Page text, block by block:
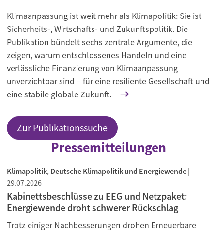
Klimaanpassung ist weit mehr als Klimapolitik: Sie ist
Sicherheits-, Wirtschafts- und Zukunftspolitik. Die
Publikation bündelt sechs zentrale Argumente, die
zeigen, warum entschlossenes Handeln und eine
verlässliche Finanzierung von Klimaanpassung
unverzichtbar sind – für eine resiliente Gesellschaft und
eine stabile globale Zukunft.
Zur Publikationssuche
Pressemitteilungen
Klimapolitik, Deutsche Klimapolitik und Energiewende |
29.07.2026
Kabinettsbeschlüsse zu EEG und Netzpaket:
Energiewende droht schwerer Rückschlag
Trotz einiger Nachbesserungen drohen Erneuerbare